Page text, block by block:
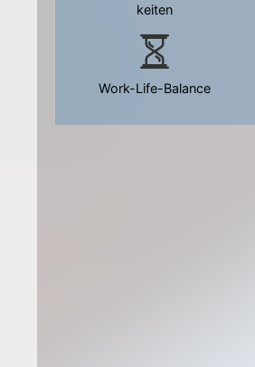
keiten
Work-Life-Balance